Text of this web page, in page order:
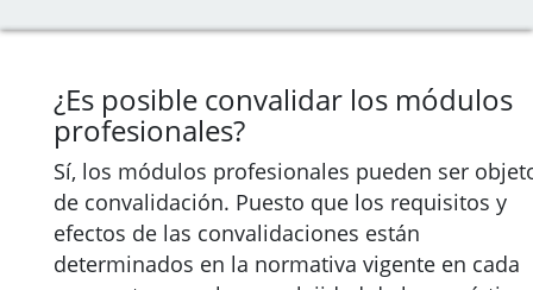
¿Es posible convalidar los módulos
profesionales?
Sí, los módulos profesionales pueden ser
de convalidación. Puesto que los requisitos y
efectos de las convalidaciones están
determinados en la normativa vigente en cada